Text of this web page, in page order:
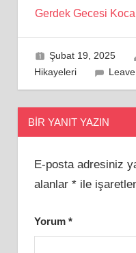
Gerdek Gecesi
Şubat 19, 2025
Hikayeleri
BIR YANIT YAZIN
E-posta adresiniz
alanlar *ile
Yorum *